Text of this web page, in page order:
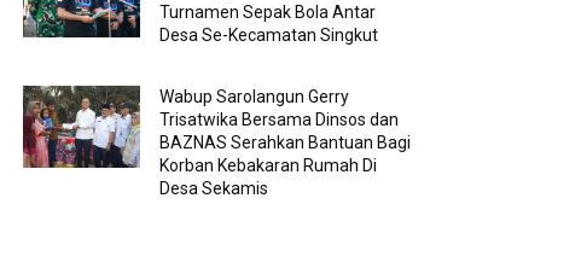
Turnamen Sepak Bola Antar
Desa Se-Kecamatan Singkut
Wabup Sarolangun Gerry
Trisatwika Bersama Dinsos dan
BAZNAS Serahkan Bantuan Bagi
Korban Kebakaran Rumah Di
Desa Sekamis